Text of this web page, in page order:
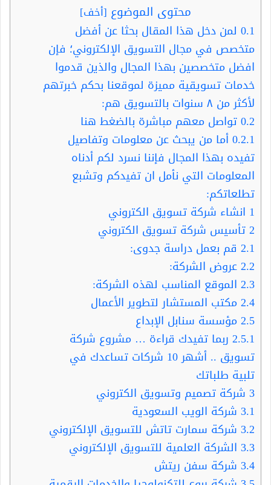
محتوى الموضوع [أخف]
0.1 لمن دخل هذا المقال بحثا عن أفضل
متخصص في مجال التسويق الإلكتروني؛ فإن
افضل متخصصين بهذا المجال والذين قدموا
خدمات تسويقية مميزة لموقعنا بحكم خبرتهم
لأكثر من ٨ سنوات بالتسويق هم:
0.2تواصل معهم مباشرة بالضغط هنا
0.2.1أما من يبحث عن معلومات وتفاصيل
تفيده بهذا المجال فإننا نسرد لكم أدناه
المعلومات التي نأمل ان تفيدكم وتشبع
تطلعاتكم:
1 انشاء شركة تسويق الكتروني
2تأسيس شركة تسويق الكتروني
2.1 قم بعمل دراسة جدوى:
2.2عروض الشركة:
2.3 الموقع المناسب لهذه الشركة:
2.4مكتب المستشار لتطوير الأعمال
2.5مؤسسة سنابل الإبداع
2.5.1 ربما تفيدك قراءة … مشروع شركة
تسويق .. أشهر 10 شركات تساعدك في
تلبية طلباتك
3 شركة تصميم وتسويق الكتروني
3.1 شركة الويب السعودية
3.2 شركة سمارت تاتش للتسويق الإلكتروني
3.3 الشركة العلمية للتسويق الإلكتروني
3.4 شركة سفن ريتش